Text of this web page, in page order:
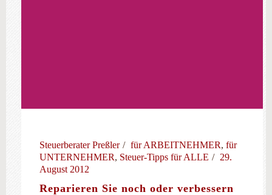
Steuerberater Preßler für ARBEITNEHMER, für
UNTERNEHMER, Steuer-Tipps für ALLE
29.
August 2012
Reparieren Sie noch oder verbessern